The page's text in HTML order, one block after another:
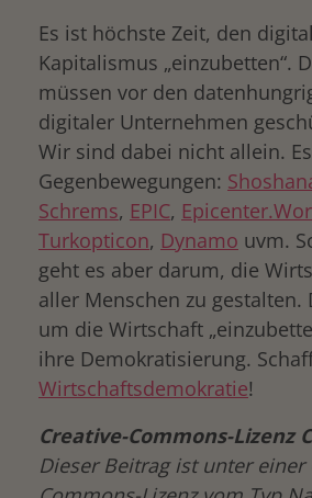
Es ist höchste Zeit, den
Kapitalismus „einzubetten“.
müssen vor den
digitaler Unternehmen
Wir sind dabei nicht allein.
Gegenbewegungen:
Schrems, EPIC,
Turkopticon, Dynamo uvm.
geht es aber darum, die
aller Menschen zu gestalten.
um die Wirtschaft
ihre Demokratisierung.
Wirtschaftsdemokratie!
Creative-Commons-Lizenz
Dieser Beitrag ist unter einer